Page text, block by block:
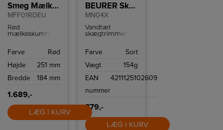
Smeg Mælkeskummer
MFF01RDEU
Rød
mælkeskummer
og temperering
Farve
Rød
Højde
251 mm
Bredde
184 mm
1.689,-
LÆG I KURV
BEURER Skægtrimmer
MN04X
Vandtæt
skægtrimmer
90 min. brugstid
3 års garanti.
Farve
Sort
Vægt
154g
EAN
nummer
4211125102609
379,-
LÆG I KURV